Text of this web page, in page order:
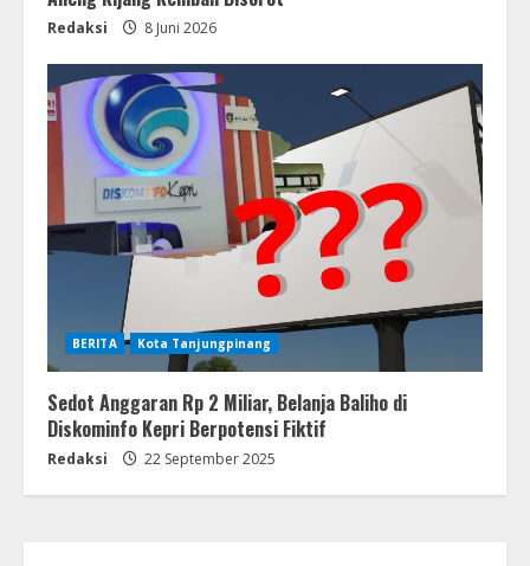
Redaksi 8 Juni 2026
BERITA Kota Tanjungpinang
Sedot Anggaran Rp 2 Miliar, Belanja Baliho di
Diskominfo Kepri Berpotensi Fiktif
Redaksi 22 September 2025